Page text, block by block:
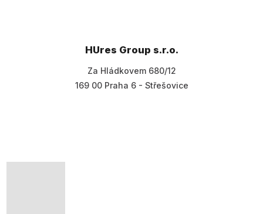
HUres Group s.r.o.
Za Hládkovem 680/12
169 00 Praha 6 - Střešovice